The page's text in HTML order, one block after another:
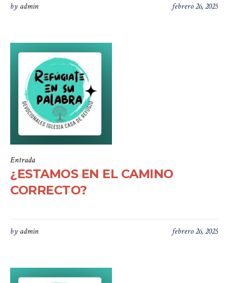
febrero 26, 2025
by admin
Entrada
¿ESTAMOS EN EL CAMINO
CORRECTO?
febrero 26, 2025
by admin